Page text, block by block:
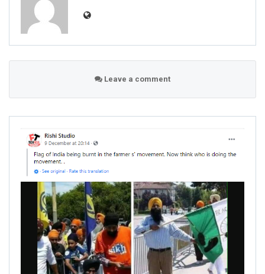
Leave a comment